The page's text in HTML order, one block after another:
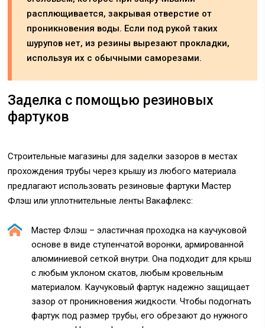
расплющивается, закрывая отверстие от
проникновения воды. Если под рукой таких
шурупов нет, из резины вырезают прокладки,
используя их с обычными саморезами.
Заделка с помощью резиновых
фартуков
Строительные магазины для заделки зазоров в местах
прохождения трубы через крышу из любого материала
предлагают использовать резиновые фартуки Мастер
Флэш или уплотнительные ленты Вакафлекс:
Мастер Флэш – эластичная проходка на каучуковой
основе в виде ступенчатой воронки, армированной
алюминиевой сеткой внутри. Она подходит для крыш
с любым уклоном скатов, любым кровельным
материалом. Каучуковый фартук надежно защищает
зазор от проникновения жидкости. Чтобы подогнать
фартук под размер трубы, его обрезают до нужного